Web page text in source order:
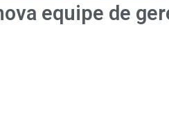
equipe de